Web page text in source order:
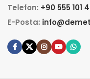
Telefon: +90 555 101
E-Posta: